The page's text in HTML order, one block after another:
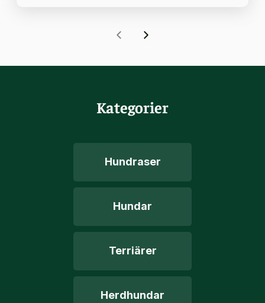
Kategorier
Hundraser
Hundar
Terriärer
Herdhundar